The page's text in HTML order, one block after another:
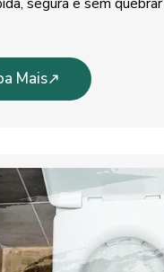
segura e sem
Mais